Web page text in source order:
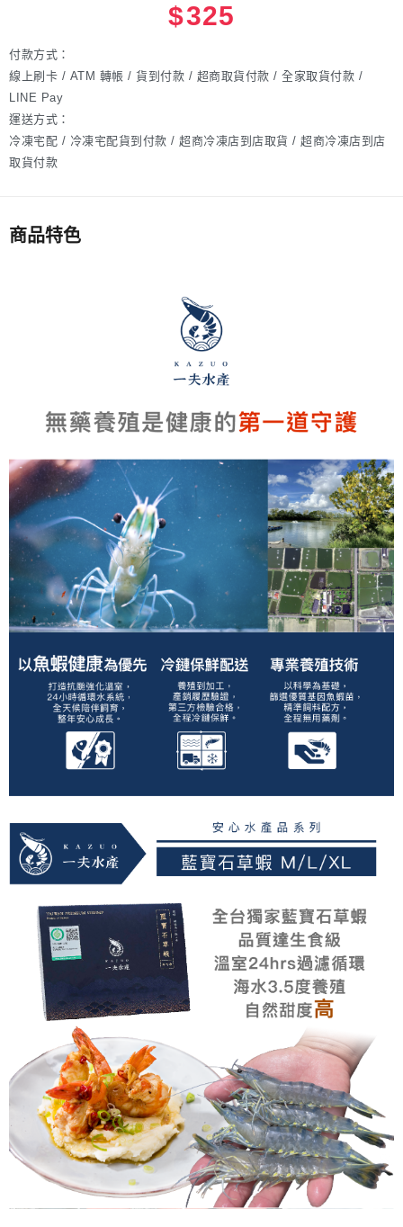
$325
付款方式：
線上刷卡 / ATM 轉帳 / 貨到付款 / 超商取貨付款 / 全家取貨付款 /
LINE Pay
運送方式：
冷凍宅配 / 冷凍宅配貨到付款 / 超商冷凍店到店取貨 / 超商冷凍店到店
取貨付款
商品特色